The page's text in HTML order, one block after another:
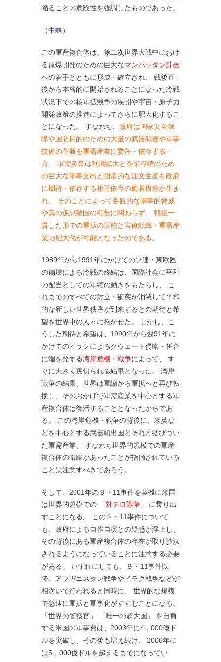
陥ることの危険性を強調したものであった。
（中略）
この軍産複合体は、第二次世界大戦中におけ
る原爆開発のための巨大なマンハッタン計画
への着手とともに形成・確立され、 戦後直
後から本格的に開始されることになった冷戦
状況下での核軍拡競争の展開や宇宙・原子力
開発政策の推進によってさらに肥大化するこ
とになった。 すなわち、 政府は国家安全保
障や国防目的のための大量の武器調達や軍事
技術の革新を軍需産業に委任・依存する一
方、 軍需産業は利潤拡大と企業存続のため
の巨大な軍事支出と恒常的な注文生産を政府
に期待・依存する相互依存の癒着構造が生ま
れ、 そのことによって客観的な軍事的脅威
や真の仮想敵国の有無に関わらず、 戦後一
貫した形での軍拡の実施と官僚組織・軍需産
業の肥大化が可能となったのである。
1989年から1991年にかけてのソ連・東欧圏
の崩壊による冷戦の終結は、国際社会に平和
の配当としての軍縮の動きをもたらし、 こ
れまでのすべての対立・衝突が消滅して平和
的な新しい世界秩序が到来するとの期待と希
望を世界中の人々に抱かせた。 しかし、こ
うした期待と希望は、1990年から翌91年に
かけてのイラクによるクウェート侵略・併合
に端を発する湾岸危機・戦争によって、 す
ぐに大きく裏切られる結果となった。 湾岸
戦争の結果、世界は軍縮から軍拡へと再び転
換し、そのおかげで軍需産業を中心とする軍
産複合体は復活することとなったからであ
る。 この湾岸危機・戦争の背後に、米英な
どを中心とする武器輸出国とそれと結びつい
た軍需産業、 すなわち世界的規模での軍産
複合体の暗躍があったことが指摘されている
ことは注意すべきであろう。
そして、2001年の９・11事件を契機に米国
は世界的規模での
「対テロ戦争」
に乗り出
すことになる。 この９・11事件について
も、政府による自作自演との疑惑が浮上し、
その背後にある軍産複合体の存在が取り沙汰
されるようになっていることに注意する必要
がある。 いずれにしても、９・11事件以
降、アフガニスタン戦争やイラク戦争などが
相次いで行われると同時に、 世界的な規模
で急速に軍拡と軍事化がすすむことになる。
「世界の警察官」 「唯一の超大国」 を自負
する米国の軍事費は、2003年に4，000億ド
ルを突破し、その後も増え続け、 2006年に
は5，000億ドルを超えるまでになってい